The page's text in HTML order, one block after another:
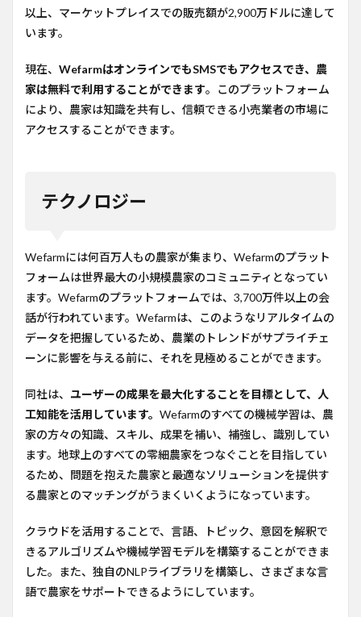
以上、マーケットプレイスでの販売額が2,900万ドルに達して
います。
現在、 WefarmはオンラインでもSMSでもアクセスでき、農
家は無料で利用することができます。このプラットフォーム
により、農家は知識を共有し、信頼できる小売業者の市場に
アクセスすることができます。
テクノロジー
Wefarmには何百万人もの農家が集まり、Wefarmのプラット
フォームは世界最大の小規模農家のコミュニティとなってい
ます。Wefarmのプラットフォームでは、3,700万件以上の会
話が行われています。Wefarmは、このようなリアルタイムの
データを把握しているため、農業のトレンドがサプライチェ
ーンに影響を与える前に、それを見極めることができます。
同社は、 ユーザーの成果を最大化することを目標として、人
工知能を活用しています。 Wefarmのすべての機械学習は、農
家の方々の知識、スキル、成果を補い、補強し、識別してい
ます。地球上のすべての零細農家をつなぐことを目指してい
るため、問題を抱えた農家と最適なソリューションを提供す
る農家とのマッチングがうまくいくようになっています。
クラウドを活用することで、言語、トピック、意図を解釈で
きるアルゴリズムや機械学習モデルを構築することができま
した。また、独自のNLPライブラリを構築し、さまざまな言
語で農家をサポートできるようにしています。